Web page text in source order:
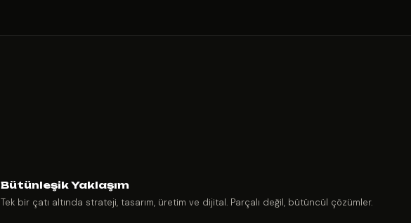
Bütünleşik Yaklaşım
Tek bir çatı altında strateji, tasarım, üretim ve dijital. Parçalı değil, bütüncül çözümler.